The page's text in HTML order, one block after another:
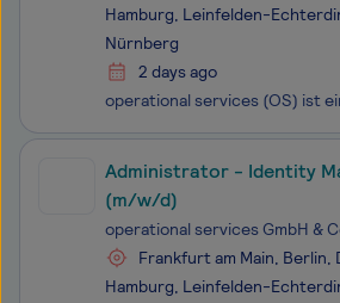
Hamburg, Leinfelden-
Nürnberg
2 days ago
Administrator - Identity
(m/w/d)
operational services GmbH &
Frankfurt am Main, Berlin,
Hamburg, Leinfelden-